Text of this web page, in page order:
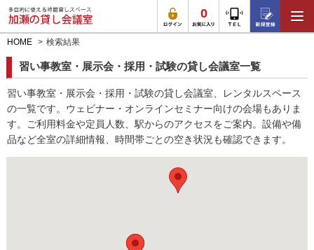
0
HOME 検索結果
習い事教室・展示会・採用・試験の貸し会議室一覧
習い事教室・展示会・採用・試験の貸し会議室、レンタルスペース
の一覧です。ウェビナー・オンラインセミナー向けの会場もありま
す。ご利用料金や定員人数、駅からのアクセスをご案内。設備や備
品など全室の詳細情報、時間帯ごとの空き状況も確認できます。